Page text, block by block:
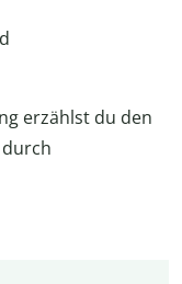
erzählst du den
durch